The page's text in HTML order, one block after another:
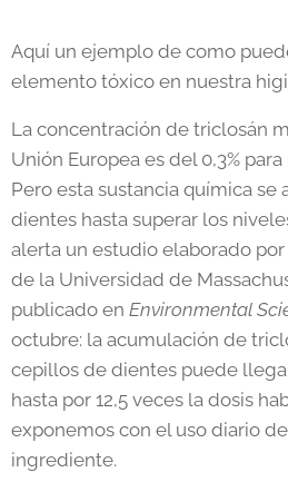
Aquí un ejemplo de como
elemento tóxico en nuestra
La concentración de triclosán
Unión Europea es del 0,3%
Pero esta sustancia química
dientes hasta superar los
alerta un estudio elaborado
de la Universidad de
publicado en Environmental
octubre: la acumulación de
cepillos de dientes puede
hasta por 12,5 veces la dosis
exponemos con el uso diario
ingrediente.